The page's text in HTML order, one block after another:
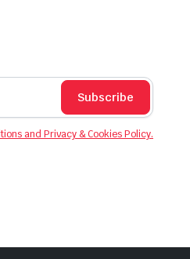
Subscribe
and Privacy & Cookies Policy.